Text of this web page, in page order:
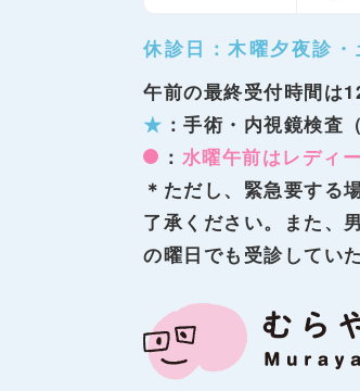
休診日：木曜夕夜診
午前の最終受付時間は
★ ：手術・内視鏡検査
： 水曜午前はレディ
＊ただし、緊急要する
了承ください。また、
の曜日でも受診してい